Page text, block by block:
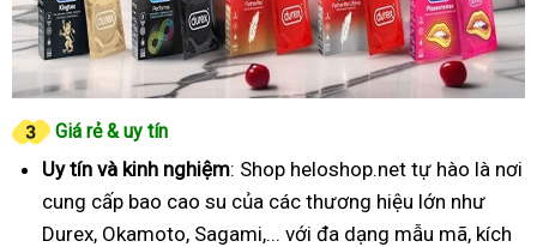
Giá rẻ & uy tín
Uy tín và kinh nghiệm: Shop heloshop.net tự hào là nơi
cung cấp bao cao su của các thương hiệu lớn như
Durex, Okamoto, Sagami,... với đa dạng mẫu mã, kích